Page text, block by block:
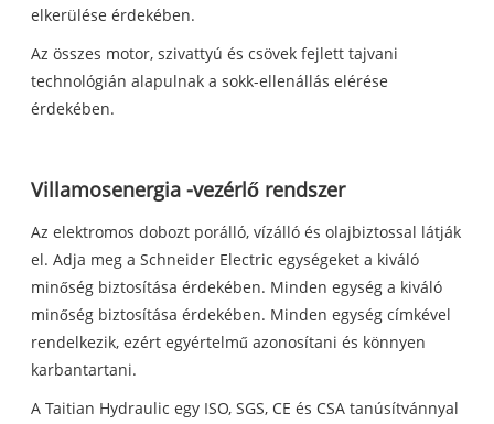
elkerülése érdekében.
Az összes motor, szivattyú és csövek fejlett tajvani
technológián alapulnak a sokk-ellenállás elérése
érdekében.
Villamosenergia -vezérlő rendszer
Az elektromos dobozt porálló, vízálló és olajbiztossal látják
el. Adja meg a Schneider Electric egységeket a kiváló
minőség biztosítása érdekében. Minden egység a kiváló
minőség biztosítása érdekében. Minden egység címkével
rendelkezik, ezért egyértelmű azonosítani és könnyen
karbantartani.
A Taitian Hydraulic egy ISO, SGS, CE és CSA tanúsítvánnyal